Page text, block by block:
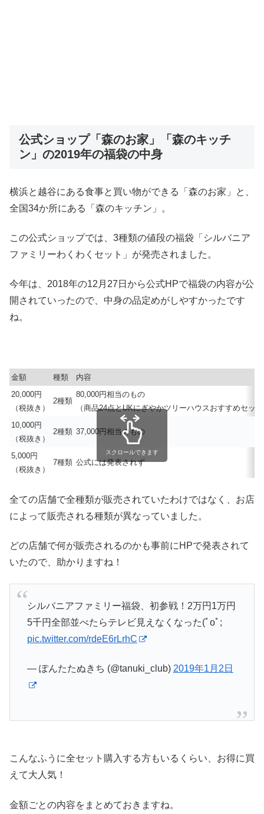
公式ショップ「森のお家」「森のキッチ
ン」の2019年の福袋の中身
横浜と越谷にある食事と買い物ができる「森のお家」と、
全国34か所にある「森のキッチン」。
この公式ショップでは、3種類の値段の福袋「シルバニア
ファミリーわくわくセット」が発売されました。
今年は、2018年の12月27日から公式HPで福袋の内容が公
開されていったので、中身の品定めがしやすかったです
ね。
金額 種類
内容
20,000円
（税抜き）
2種類
80,000円相当のもの
（商品24点とUKにぎやかツリーハウスおすすめセッ
10,000円
（税抜き）
2種類 37,000円相当のもの
5,000円
（税抜き）
7種類 公式には発表されず
スクロールできます
全ての店舗で全種類が販売されていたわけではなく、お店
によって販売される種類が異なっていました。
どの店舗で何が販売されるのかも事前にHPで発表されて
いたので、助かりますね！
シルバニアファミリー福袋、初参戦！2万円1万円
5千円全部並べたらテレビ見えなくなった(ﾟoﾟ;
pic.twitter.com/rdeE6rLrhC
— ぽんたたぬきち (@tanuki_club) 2019年1月2日
こんなふうに全セット購入する方もいるくらい、お得に買
えて大人気！
金額ごとの内容をまとめておきますね。